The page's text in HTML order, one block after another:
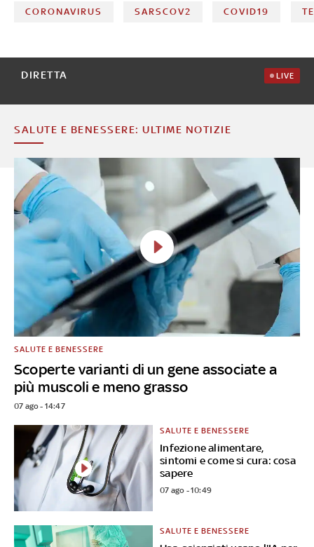
CORONAVIRUS SARSCOV2 COVID19
DIRETTA LIVE
SALUTE E BENESSERE: ULTIME NOTIZIE
Scoperte varianti di un gene associate a
più muscoli e meno grasso
SALUTE E BENESSERE
07 ago - 14:47
Infezione alimentare,
sintomi e come si cura: cosa
sapere
SALUTE E BENESSERE
07 ago - 10:49
SALUTE E BENESSERE